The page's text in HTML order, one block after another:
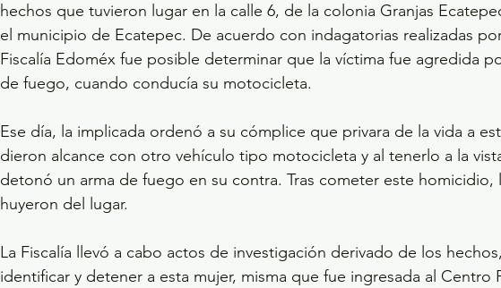
hechos que tuvieron lugar en la calle 6, de la colonia Granjas
el municipio de Ecatepec. De acuerdo con indagatorias realizadas
Fiscalía Edoméx fue posible determinar que la víctima fue agredida
de fuego, cuando conducía su motocicleta.
Ese día, la implicada ordenó a su cómplice que privara de la vida a
dieron alcance con otro vehículo tipo motocicleta y al tenerlo a la
detonó un arma de fuego en su contra. Tras cometer este homicidio,
huyeron del lugar.
La Fiscalía llevó a cabo actos de investigación derivado de los
identificar y detener a esta mujer, misma que fue ingresada al Centro